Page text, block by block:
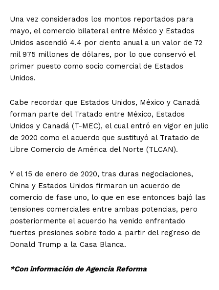
Una vez considerados los montos reportados para
mayo, el comercio bilateral entre México y Estados
Unidos ascendió 4.4 por ciento anual a un valor de 72
mil 975 millones de dólares, por lo que conservó el
primer puesto como socio comercial de Estados
Unidos.
Cabe recordar que Estados Unidos, México y Canadá
forman parte del Tratado entre México, Estados
Unidos y Canadá (T-MEC), el cual entró en vigor en julio
de 2020 como el acuerdo que sustituyó al Tratado de
Libre Comercio de América del Norte (TLCAN).
Y el 15 de enero de 2020, tras duras negociaciones,
China y Estados Unidos firmaron un acuerdo de
comercio de fase uno, lo que en ese entonces bajó las
tensiones comerciales entre ambas potencias, pero
posteriormente el acuerdo ha venido enfrentado
fuertes presiones sobre todo a partir del regreso de
Donald Trump a la Casa Blanca.
*Con información de Agencia Reforma